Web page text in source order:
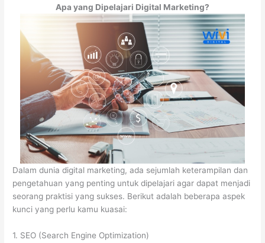
Apa yang Dipelajari Digital Marketing?
Dalam dunia digital marketing, ada sejumlah keterampilan dan
pengetahuan yang penting untuk dipelajari agar dapat menjadi
seorang praktisi yang sukses. Berikut adalah beberapa aspek
kunci yang perlu kamu kuasai:
1. SEO (Search Engine Optimization)